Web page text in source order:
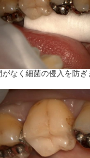
なく細菌の侵入を防ぎ